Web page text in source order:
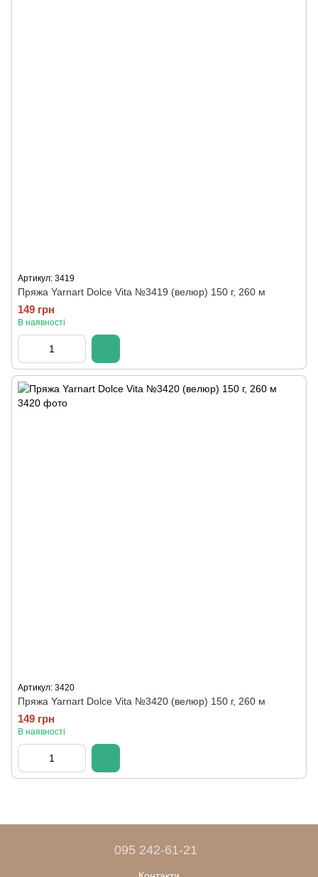
Артикул: 3419
Пряжа Yarnart Dolce Vita №3419 (велюр) 150 г, 260 м
149 грн
В наявності
Артикул: 3420
Пряжа Yarnart Dolce Vita №3420 (велюр) 150 г, 260 м
149 грн
В наявності
095 242-61-21